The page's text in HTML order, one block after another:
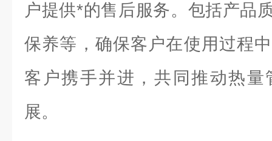
户提供*的售后服务。包括产品
保养等，确保客户在使用过程
客户携手并进，共同推动热
展。